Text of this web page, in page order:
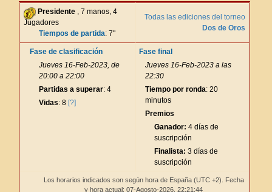
Presidente , 7 manos, 4
Jugadores
Tiempos de partida: 7"
Todas las ediciones del torneo
Dos de Oros
Fase de clasificación
Jueves 16-Feb-2023, de
20:00 a 22:00
Partidas a superar: 4
Vidas: 8 [?]
Fase final
Jueves 16-Feb-2023 a las
22:30
Tiempo por ronda: 20
minutos
Premios
Ganador: 4 días de
suscripción
Finalista: 3 días de
suscripción
Los horarios indicados son según hora de España (UTC +2). Fecha
y hora actual: 07-Agosto-2026, 22:21:44